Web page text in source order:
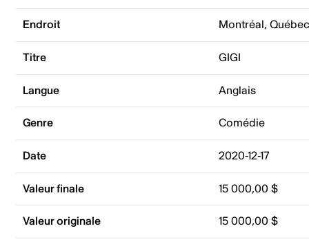
Endroit Montréal,
Titre GIGI
Langue Anglais
Genre Comédie
Date 2020-12-17
Valeur finale 15 000,00 $
Valeur originale 15 000,00 $